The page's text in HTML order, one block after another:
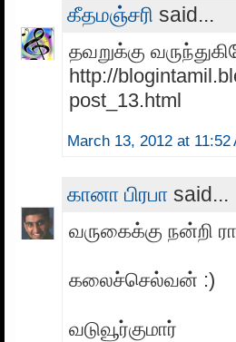
கீதமஞ்சரி said...
தவறுக்கு
http://
post_13.html
March 13, 2012 at 11:52
கானா பிரபா said...
வருகைக்கு நன்றி
கலைச்செல்வன் :)
வடுவூர்குமார்